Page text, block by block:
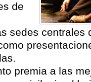
de
sedes centrales
premia a las